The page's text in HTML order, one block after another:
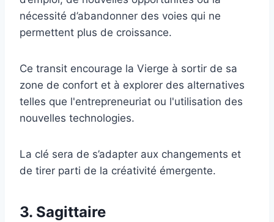
nécessité d’abandonner des voies qui ne
permettent plus de croissance.
Ce transit encourage la Vierge à sortir de sa
zone de confort et à explorer des alternatives
telles que l'entrepreneuriat ou l'utilisation des
nouvelles technologies.
La clé sera de s’adapter aux changements et
de tirer parti de la créativité émergente.
3. Sagittaire